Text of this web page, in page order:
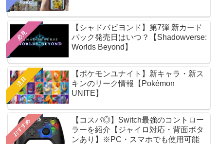
必見
【シャドバビヨンド】第7弾 新カード
パック発売日はいつ？【Shadowverse:
Worlds Beyond】
注目
【ポケモンユナイト】新キャラ・新ス
キンのリーク情報【Pokémon
UNITE】
おすすめ
【コスパ◎】Switch最強のコントロー
ラーを紹介【ジャイロ対応・背面ボタ
ンあり】※PC・スマホでも使用可能